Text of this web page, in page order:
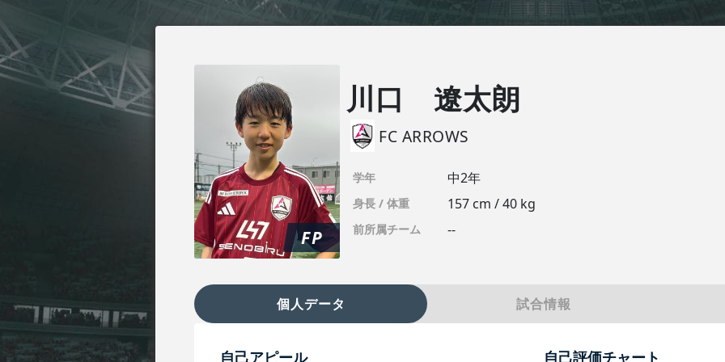
FP
川口 遼太朗
FC ARROWS
学年 中2年
身長 / 体重 157 cm / 40 kg
前所属チーム --
個人データ 試合情報
自己アピール 自己評価チャート